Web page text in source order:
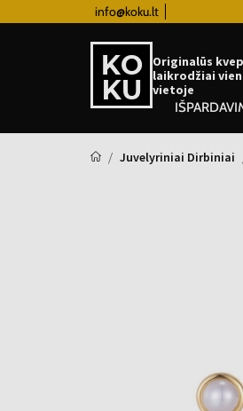
info@koku.lt
Originalūs
laikrodžiai
vietoje
Juvelyriniai Dirbiniai